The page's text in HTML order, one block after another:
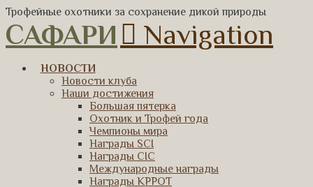
Трофейные охотники за сохранение дикой природы
САФАРИ Navigation
НОВОСТИ
Новости клуба
Наши достижения
Большая пятерка
Охотник и Трофей года
Чемпионы мира
Награды SCI
Награды CIC
Международные награды
Награды КРРОТ